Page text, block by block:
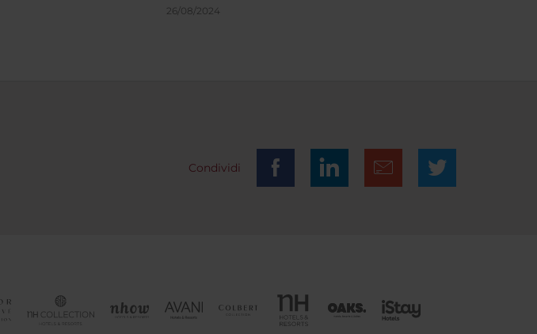
dell'hotel: in 15 minuti di piacevole
26/08/2024
Condividi